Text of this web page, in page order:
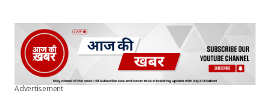
Advertisement